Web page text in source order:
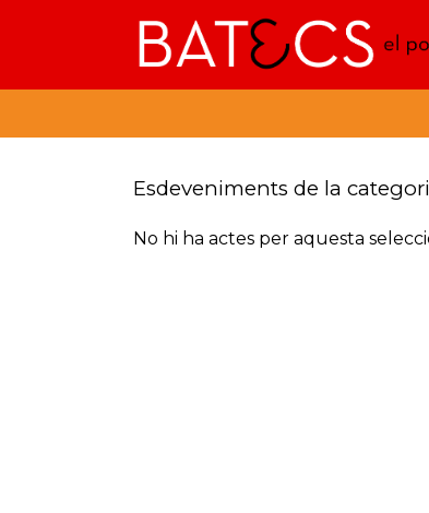
Batecs
Esdeveniments de la
No hi ha actes per aquesta